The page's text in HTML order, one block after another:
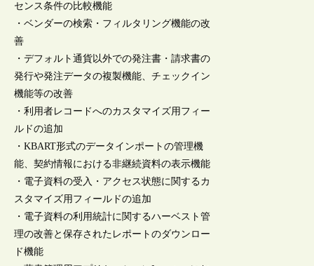
センス条件の比較機能
・ベンダーの検索・フィルタリング機能の改
善
・デフォルト通貨以外での発注書・請求書の
発行や発注データの複製機能、チェックイン
機能等の改善
・利用者レコードへのカスタマイズ用フィー
ルドの追加
・KBART形式のデータインポートの管理機
能、契約情報における非継続資料の表示機能
・電子資料の受入・アクセス状態に関するカ
スタマイズ用フィールドの追加
・電子資料の利用統計に関するハーベスト管
理の改善と保存されたレポートのダウンロー
ド機能